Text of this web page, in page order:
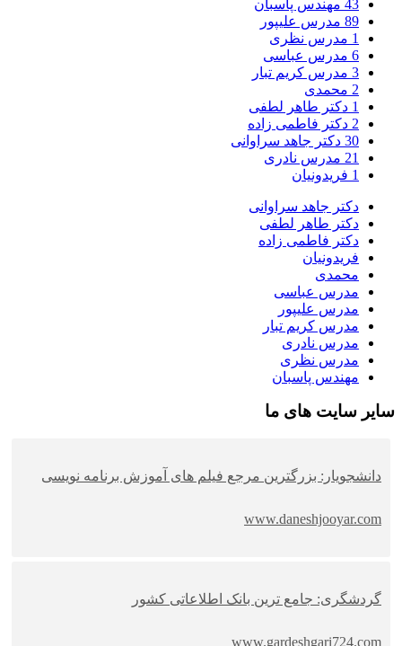
43 مهندس پاسبان
89 مدرس علیپور
1 مدرس نظری
6 مدرس عباسی
3 مدرس کریم تبار
2 محمدی
1 دکتر طاهر لطفی
2 دکتر فاطمی زاده
30 دکتر جاهد سراوانی
21 مدرس نادری
1 فریدونیان
دکتر جاهد سراوانی
دکتر طاهر لطفی
دکتر فاطمی زاده
فریدونیان
محمدی
مدرس عباسی
مدرس علیپور
مدرس کریم تبار
مدرس نادری
مدرس نظری
مهندس پاسبان
سایر سایت های ما
دانشجویار: بزرگترین مرجع فیلم های آموزش برنامه نویسی
www.daneshjooyar.com
گردشگری: جامع ترین بانک اطلاعاتی کشور
www.gardeshgari724.com